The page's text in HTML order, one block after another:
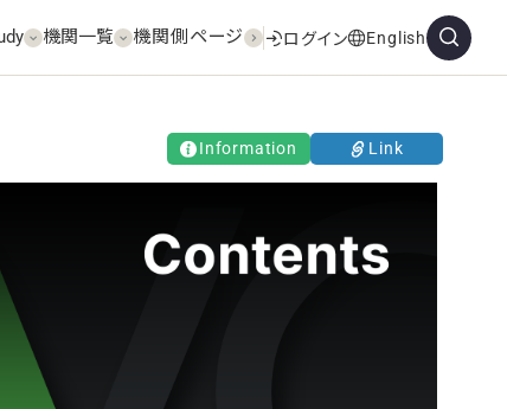
機関一覧 機関側ページ ログイン English
Information Link